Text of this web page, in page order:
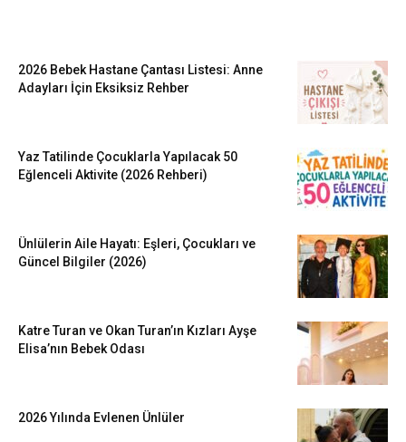
2026 Bebek Hastane Çantası Listesi: Anne
Adayları İçin Eksiksiz Rehber
Yaz Tatilinde Çocuklarla Yapılacak 50
Eğlenceli Aktivite (2026 Rehberi)
Ünlülerin Aile Hayatı: Eşleri, Çocukları ve
Güncel Bilgiler (2026)
Katre Turan ve Okan Turan’ın Kızları Ayşe
Elisa’nın Bebek Odası
2026 Yılında Evlenen Ünlüler